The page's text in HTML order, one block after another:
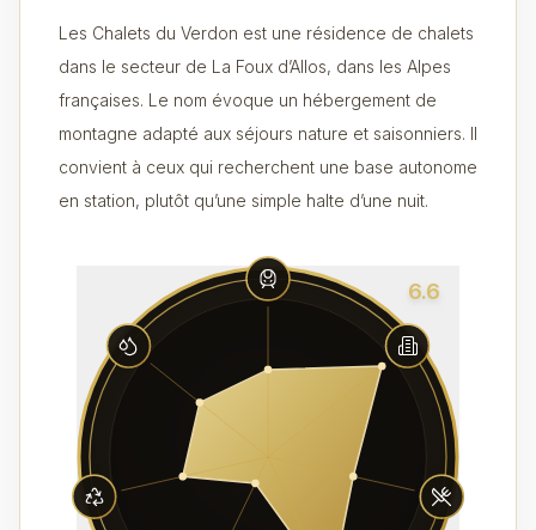
Les Chalets du Verdon est une résidence de chalets
dans le secteur de La Foux d’Allos, dans les Alpes
françaises. Le nom évoque un hébergement de
montagne adapté aux séjours nature et saisonniers. Il
convient à ceux qui recherchent une base autonome
en station, plutôt qu’une simple halte d’une nuit.
6.6